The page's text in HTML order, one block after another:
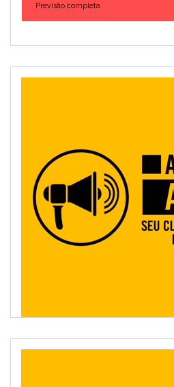
Previsão completa